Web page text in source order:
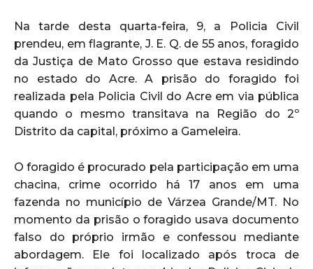
Na tarde desta quarta-feira, 9, a Policia Civil
prendeu, em flagrante, J. E. Q. de 55 anos, foragido
da Justiça de Mato Grosso que estava residindo
no estado do Acre. A prisão do foragido foi
realizada pela Policia Civil do Acre em via pública
quando o mesmo transitava na Região do 2º
Distrito da capital, próximo a Gameleira.
O foragido é procurado pela participação em uma
chacina, crime ocorrido há 17 anos em uma
fazenda no município de Várzea Grande/MT. No
momento da prisão o foragido usava documento
falso do próprio irmão e confessou mediante
abordagem. Ele foi localizado após troca de